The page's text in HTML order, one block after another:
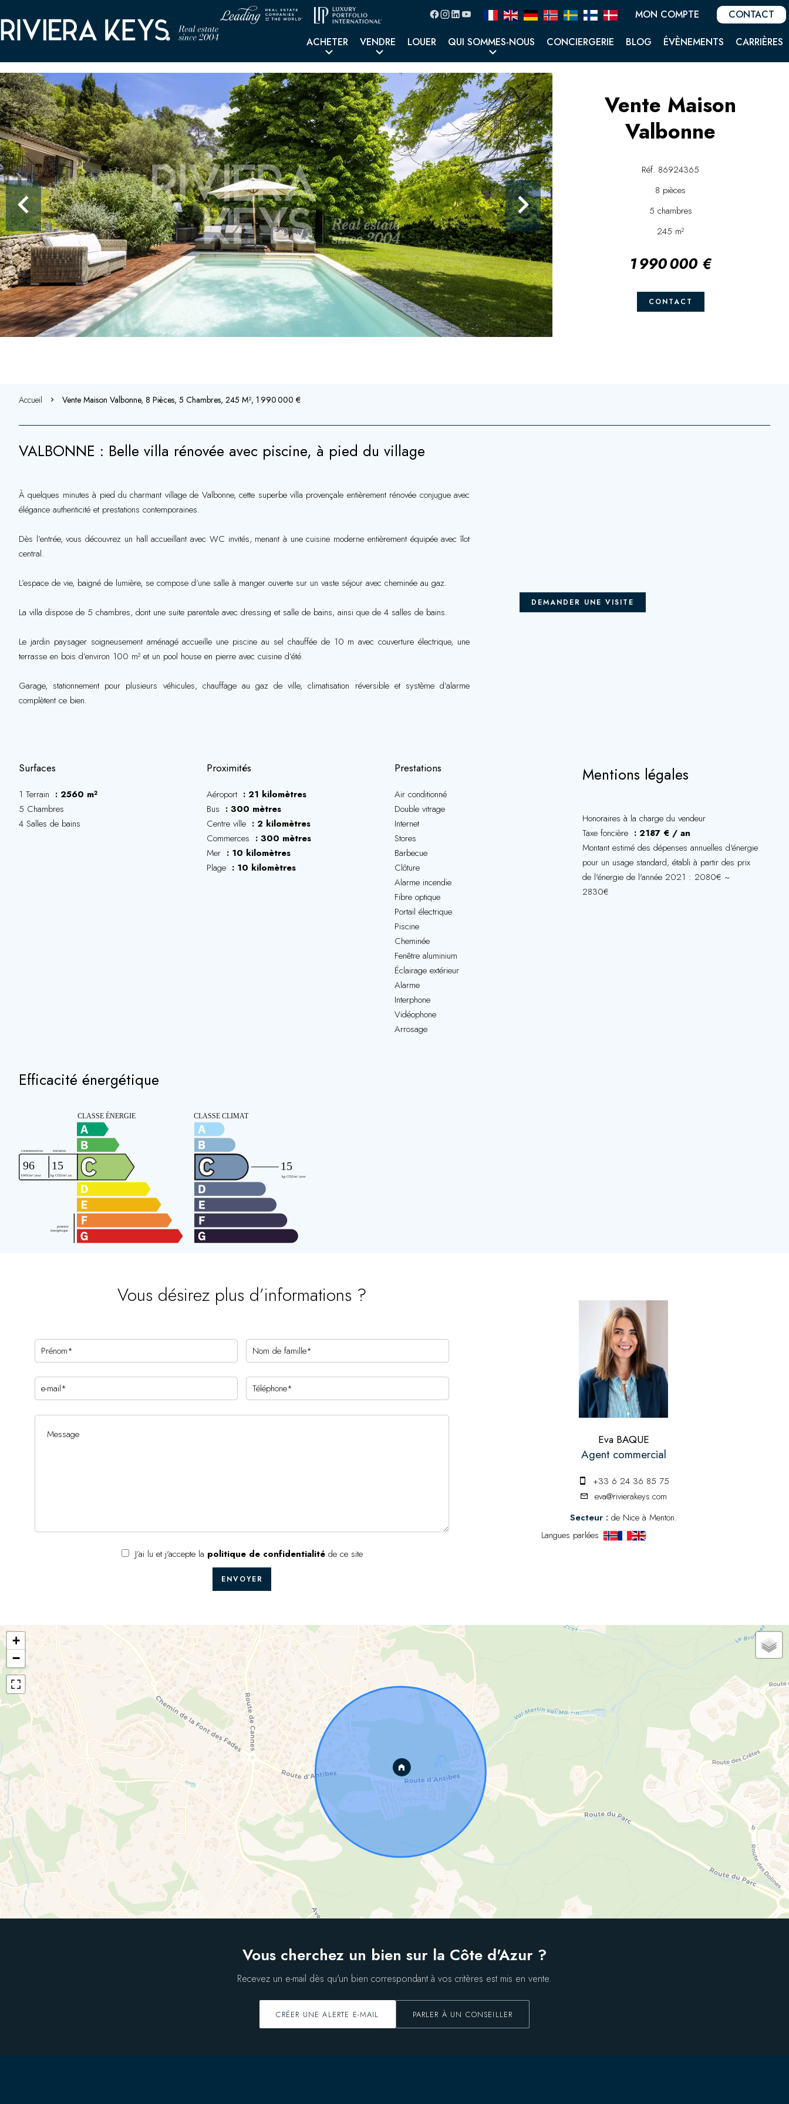
MON COMPTE CONTACT
ACHETER VENDRE LOUER QUI SOMMES-NOUS CONCIERGERIE BLOG ÉVÈNEMENTS CARRIÈRES
Vente Maison
Valbonne
Réf. 86924365
8 pièces
5 chambres
245 m²
1 990 000 €
CONTACT
Accueil Vente Maison Valbonne, 8 Pièces, 5 Chambres, 245 M², 1 990 000 €
DEMANDER UNE VISITE
VALBONNE : Belle villa rénovée avec piscine, à pied du village
À quelques minutes à pied du charmant village de Valbonne, cette superbe villa provençale entièrement rénovée conjugue avec
élégance authenticité et prestations contemporaines.
Dès l’entrée, vous découvrez un hall accueillant avec WC invités, menant à une cuisine moderne entièrement équipée avec îlot
central.
L’espace de vie, baigné de lumière, se compose d’une salle à manger ouverte sur un vaste séjour avec cheminée au gaz.
La villa dispose de 5 chambres, dont une suite parentale avec dressing et salle de bains, ainsi que de 4 salles de bains.
Le jardin paysager soigneusement aménagé accueille une piscine au sel chauffée de 10 m avec couverture électrique, une
terrasse en bois d’environ 100 m² et un pool house en pierre avec cuisine d’été.
Garage, stationnement pour plusieurs véhicules, chauffage au gaz de ville, climatisation réversible et système d’alarme
complètent ce bien.
Surfaces
1 Terrain
2560 m²
5 Chambres
4 Salles de bains
Proximités
Aéroport
21 kilomètres
Bus
300 mètres
Centre ville
2 kilomètres
Commerces
300 mètres
Mer
10 kilomètres
Plage
10 kilomètres
Prestations
Air conditionné
Double vitrage
Internet
Stores
Barbecue
Clôture
Alarme incendie
Fibre optique
Portail électrique
Piscine
Cheminée
Fenêtre aluminium
Éclairage extérieur
Alarme
Interphone
Vidéophone
Arrosage
Mentions légales
Honoraires à la charge du vendeur
Taxe foncière
2187 € / an
Montant estimé des dépenses annuelles d'énergie
pour un usage standard, établi à partir des prix
de l'énergie de l'année 2021 : 2080€ ~
2830€
Efficacité énergétique
Vous désirez plus d’informations ?
J’ai lu et j'accepte la politique de confidentialitéde ce site
ENVOYER
Eva BAQUE
Agent commercial
+33 6 24 36 85 75
eva@rivierakeys.com
Secteur : de Nice à Menton.
Langues parlées
+
−
Vous cherchez un bien sur la Côte d'Azur ?
Recevez un e-mail dès qu'un bien correspondant à vos critères est mis en vente.
CRÉER UNE ALERTE E-MAIL PARLER À UN CONSEILLER